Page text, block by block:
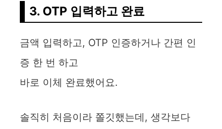
3. OTP 입력하고 완료
금액 입력하고, OTP 인증하거나 간편 인
증 한 번 하고
바로 이체 완료했어요.
솔직히 처음이라 쫄깃했는데, 생각보다